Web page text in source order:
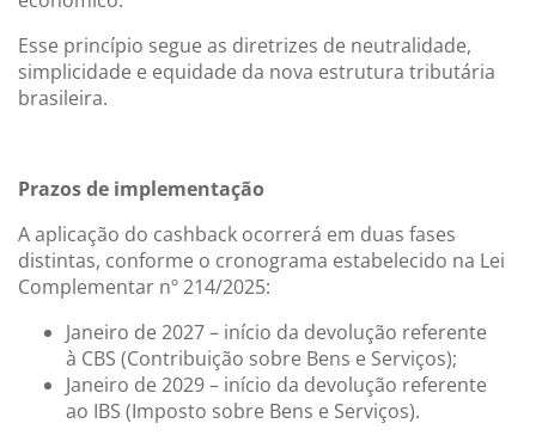
Esse princípio segue as diretrizes de neutralidade,
simplicidade e equidade da nova estrutura tributária
brasileira.
Prazos de implementação
A aplicação do cashback ocorrerá em duas fases
distintas, conforme o cronograma estabelecido na Lei
Complementar nº 214/2025:
Janeiro de 2027 – início da devolução referente
à CBS (Contribuição sobre Bens e Serviços);
Janeiro de 2029 – início da devolução referente
ao IBS (Imposto sobre Bens e Serviços).